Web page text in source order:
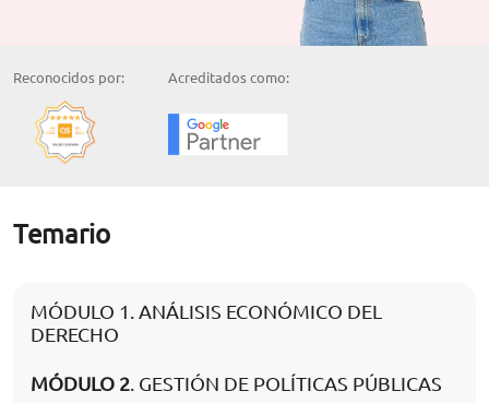
Reconocidos por: Acreditados como:
Temario
MÓDULO 1. ANÁLISIS ECONÓMICO DEL
DERECHO
MÓDULO 2. GESTIÓN DE POLÍTICAS PÚBLICAS